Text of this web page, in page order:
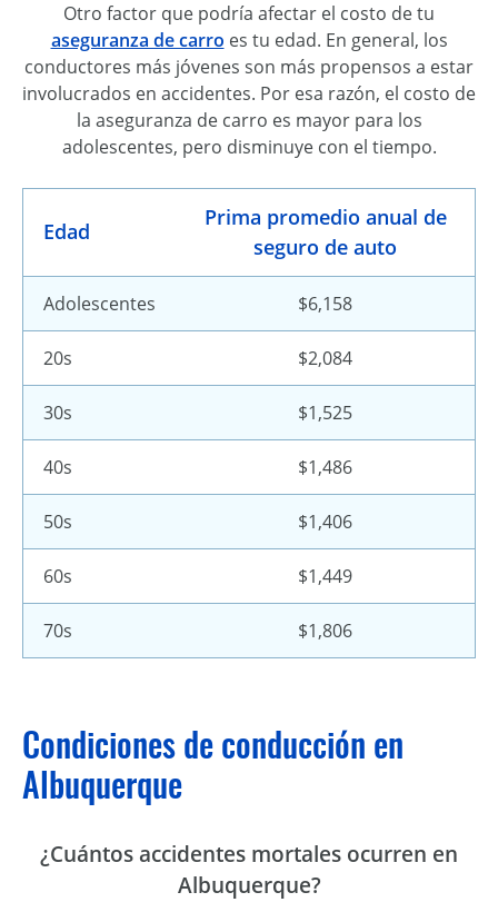
Otro factor que podría afectar el costo de tu
aseguranza de carro es tu edad. En general, los
conductores más jóvenes son más propensos a estar
involucrados en accidentes. Por esa razón, el costo de
la aseguranza de carro es mayor para los
adolescentes, pero disminuye con el tiempo.
Edad
Prima promedio anual de
seguro de auto
Adolescentes $6,158
20s $2,084
30s $1,525
40s $1,486
50s $1,406
60s $1,449
70s $1,806
Condiciones de conducción en
Albuquerque
¿Cuántos accidentes mortales ocurren en
Albuquerque?